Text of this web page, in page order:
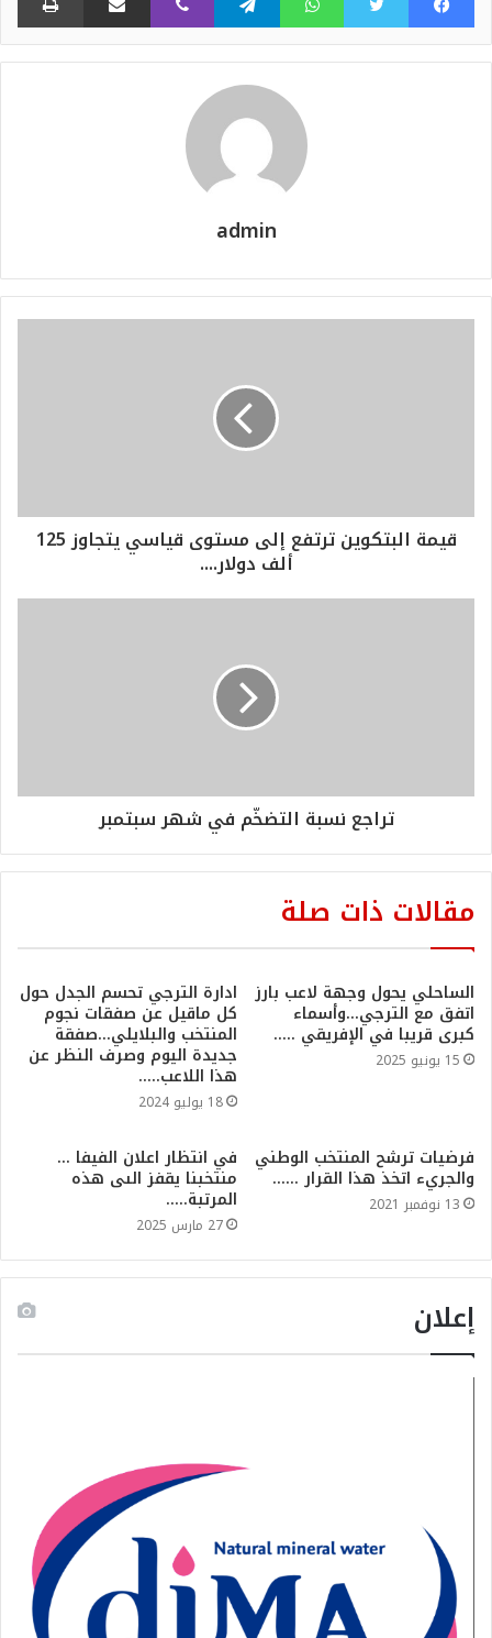
admin
قيمة البتكوين ترتفع إلى مستوى قياسي يتجاوز 125
ألف دولار....
تراجع نسبة التضخّم في شهر سبتمبر
مقالات ذات صلة
الساحلي يحول وجهة لاعب بارز
اتفق مع الترجي…وأسماء
كبرى قريبا في الإفريقي …..
15 يونيو 2025
ادارة الترجي تحسم الجدل حول
كل ماقيل عن صفقات نجوم
المنتخب والبلايلي…صفقة
جديدة اليوم وصرف النظر عن
هذا اللاعب…..
18 يوليو 2024
فرضيات ترشح المنتخب الوطني
والجريء اتخذ هذا القرار ……
13 نوفمبر 2021
في انتظار اعلان الفيفا …
منتخبنا يقفز الىى هذه
المرتبة…..
27 مارس 2025
إعلان